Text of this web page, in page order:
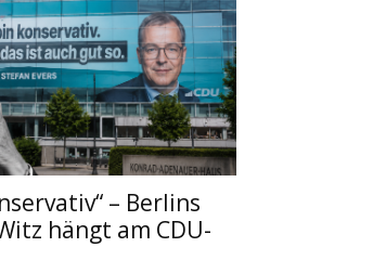
– Berlins
hängt am CDU-